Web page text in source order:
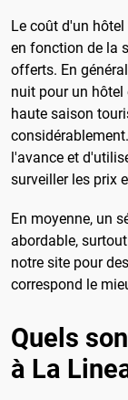
Le coût d'un
en fonction de la
offerts. En
nuit pour un hôtel
haute saison
l'avance et
surveiller les prix
En moyenne, un
abordable,
notre site pour des
correspond le
Quels
à La